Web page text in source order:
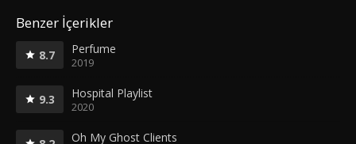
Benzer İçerikler
8.7 Perfume
2019
9.3 Hospital Playlist
2020
Oh My Ghost Clients